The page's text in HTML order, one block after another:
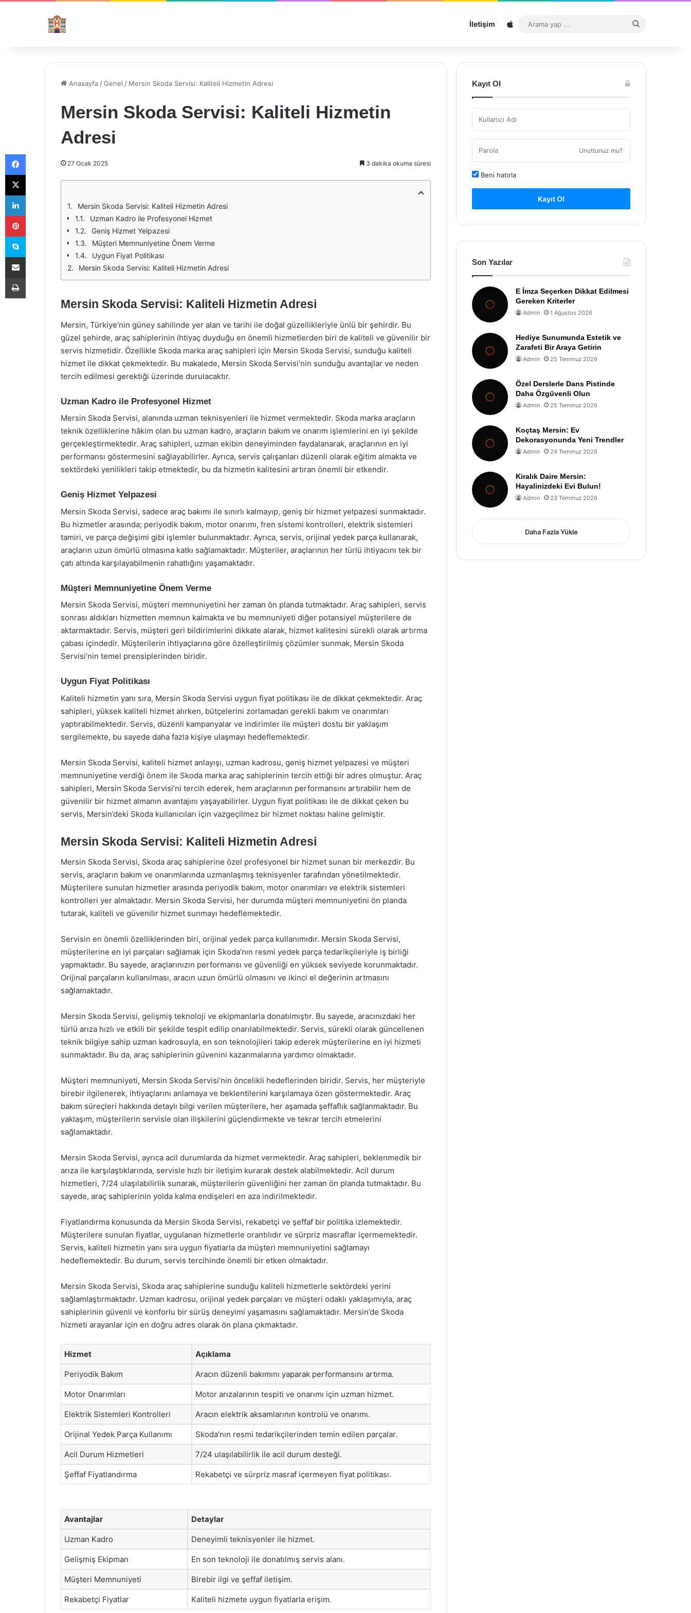
İletişim Sitemap
...
Anasayfa /Genel / Mersin Skoda Servisi: Kaliteli Hizmetin Adresi
Mersin Skoda Servisi: Kaliteli Hizmetin
Adresi
27 Ocak 2025 3 dakika okuma süresi
Mersin Skoda Servisi: Kaliteli Hizmetin Adresi
Uzman Kadro ile Profesyonel Hizmet
Geniş Hizmet Yelpazesi
Müşteri Memnuniyetine Önem Verme
Uygun Fiyat Politikası
Mersin Skoda Servisi: Kaliteli Hizmetin Adresi
Mersin Skoda Servisi: Kaliteli Hizmetin Adresi
Mersin, Türkiye’nin güney sahilinde yer alan ve tarihi ile doğal güzellikleriyle ünlü bir şehirdir. Bu
güzel şehirde, araç sahiplerinin ihtiyaç duyduğu en önemli hizmetlerden biri de kaliteli ve güvenilir bir
servis hizmetidir. Özellikle Skoda marka araç sahipleri için Mersin Skoda Servisi, sunduğu kaliteli
hizmet ile dikkat çekmektedir. Bu makalede, Mersin Skoda Servisi’nin sunduğu avantajlar ve neden
tercih edilmesi gerektiği üzerinde durulacaktır.
Uzman Kadro ile Profesyonel Hizmet
Mersin Skoda Servisi, alanında uzman teknisyenleri ile hizmet vermektedir. Skoda marka araçların
teknik özelliklerine hâkim olan bu uzman kadro, araçların bakım ve onarım işlemlerini en iyi şekilde
gerçekleştirmektedir. Araç sahipleri, uzman ekibin deneyiminden faydalanarak, araçlarının en iyi
performansı göstermesini sağlayabilirler. Ayrıca, servis çalışanları düzenli olarak eğitim almakta ve
sektördeki yenilikleri takip etmektedir, bu da hizmetin kalitesini artıran önemli bir etkendir.
Geniş Hizmet Yelpazesi
Mersin Skoda Servisi, sadece araç bakımı ile sınırlı kalmayıp, geniş bir hizmet yelpazesi sunmaktadır.
Bu hizmetler arasında; periyodik bakım, motor onarımı, fren sistemi kontrolleri, elektrik sistemleri
tamiri, ve parça değişimi gibi işlemler bulunmaktadır. Ayrıca, servis, orijinal yedek parça kullanarak,
araçların uzun ömürlü olmasına katkı sağlamaktadır. Müşteriler, araçlarının her türlü ihtiyacını tek bir
çatı altında karşılayabilmenin rahatlığını yaşamaktadır.
Müşteri Memnuniyetine Önem Verme
Mersin Skoda Servisi, müşteri memnuniyetini her zaman ön planda tutmaktadır. Araç sahipleri, servis
sonrası aldıkları hizmetten memnun kalmakta ve bu memnuniyeti diğer potansiyel müşterilere de
aktarmaktadır. Servis, müşteri geri bildirimlerini dikkate alarak, hizmet kalitesini sürekli olarak artırma
çabası içindedir. Müşterilerin ihtiyaçlarına göre özelleştirilmiş çözümler sunmak, Mersin Skoda
Servisi’nin temel prensiplerinden biridir.
Uygun Fiyat Politikası
Kaliteli hizmetin yanı sıra, Mersin Skoda Servisi uygun fiyat politikası ile de dikkat çekmektedir. Araç
sahipleri, yüksek kaliteli hizmet alırken, bütçelerini zorlamadan gerekli bakım ve onarımları
yaptırabilmektedir. Servis, düzenli kampanyalar ve indirimler ile müşteri dostu bir yaklaşım
sergilemekte, bu sayede daha fazla kişiye ulaşmayı hedeflemektedir.
Mersin Skoda Servisi, kaliteli hizmet anlayışı, uzman kadrosu, geniş hizmet yelpazesi ve müşteri
memnuniyetine verdiği önem ile Skoda marka araç sahiplerinin tercih ettiği bir adres olmuştur. Araç
sahipleri, Mersin Skoda Servisi’ni tercih ederek, hem araçlarının performansını artırabilir hem de
güvenilir bir hizmet almanın avantajını yaşayabilirler. Uygun fiyat politikası ile de dikkat çeken bu
servis, Mersin’deki Skoda kullanıcıları için vazgeçilmez bir hizmet noktası haline gelmiştir.
Mersin Skoda Servisi: Kaliteli Hizmetin Adresi
Mersin Skoda Servisi, Skoda araç sahiplerine özel profesyonel bir hizmet sunan bir merkezdir. Bu
servis, araçların bakım ve onarımlarında uzmanlaşmış teknisyenler tarafından yönetilmektedir.
Müşterilere sunulan hizmetler arasında periyodik bakım, motor onarımları ve elektrik sistemleri
kontrolleri yer almaktadır. Mersin Skoda Servisi, her durumda müşteri memnuniyetini ön planda
tutarak, kaliteli ve güvenilir hizmet sunmayı hedeflemektedir.
Servisin en önemli özelliklerinden biri, orijinal yedek parça kullanımıdır. Mersin Skoda Servisi,
müşterilerine en iyi parçaları sağlamak için Skoda’nın resmi yedek parça tedarikçileriyle iş birliği
yapmaktadır. Bu sayede, araçlarınızın performansı ve güvenliği en yüksek seviyede korunmaktadır.
Orijinal parçaların kullanılması, aracın uzun ömürlü olmasını ve ikinci el değerinin artmasını
sağlamaktadır.
Mersin Skoda Servisi, gelişmiş teknoloji ve ekipmanlarla donatılmıştır. Bu sayede, aracınızdaki her
türlü arıza hızlı ve etkili bir şekilde tespit edilip onarılabilmektedir. Servis, sürekli olarak güncellenen
teknik bilgiye sahip uzman kadrosuyla, en son teknolojileri takip ederek müşterilerine en iyi hizmeti
sunmaktadır. Bu da, araç sahiplerinin güvenini kazanmalarına yardımcı olmaktadır.
Müşteri memnuniyeti, Mersin Skoda Servisi’nin öncelikli hedeflerinden biridir. Servis, her müşteriyle
birebir ilgilenerek, ihtiyaçlarını anlamaya ve beklentilerini karşılamaya özen göstermektedir. Araç
bakım süreçleri hakkında detaylı bilgi verilen müşterilere, her aşamada şeffaflık sağlanmaktadır. Bu
yaklaşım, müşterilerin servisle olan ilişkilerini güçlendirmekte ve tekrar tercih etmelerini
sağlamaktadır.
Mersin Skoda Servisi, ayrıca acil durumlarda da hizmet vermektedir. Araç sahipleri, beklenmedik bir
arıza ile karşılaştıklarında, servisle hızlı bir iletişim kurarak destek alabilmektedir. Acil durum
hizmetleri, 7/24 ulaşılabilirlik sunarak, müşterilerin güvenliğini her zaman ön planda tutmaktadır. Bu
sayede, araç sahiplerinin yolda kalma endişeleri en aza indirilmektedir.
Fiyatlandırma konusunda da Mersin Skoda Servisi, rekabetçi ve şeffaf bir politika izlemektedir.
Müşterilere sunulan fiyatlar, uygulanan hizmetlerle orantılıdır ve sürpriz masraflar içermemektedir.
Servis, kaliteli hizmetin yanı sıra uygun fiyatlarla da müşteri memnuniyetini sağlamayı
hedeflemektedir. Bu durum, servis tercihinde önemli bir etken olmaktadır.
Mersin Skoda Servisi, Skoda araç sahiplerine sunduğu kaliteli hizmetlerle sektördeki yerini
sağlamlaştırmaktadır. Uzman kadrosu, orijinal yedek parçaları ve müşteri odaklı yaklaşımıyla, araç
sahiplerinin güvenli ve konforlu bir sürüş deneyimi yaşamasını sağlamaktadır. Mersin’de Skoda
hizmeti arayanlar için en doğru adres olarak ön plana çıkmaktadır.
Hizmet Açıklama
Periyodik Bakım Aracın düzenli bakımını yaparak performansını artırma.
Motor Onarımları Motor arızalarının tespiti ve onarımı için uzman hizmet.
Elektrik Sistemleri Kontrolleri Aracın elektrik aksamlarının kontrolü ve onarımı.
Orijinal Yedek Parça Kullanımı Skoda’nın resmi tedarikçilerinden temin edilen parçalar.
Acil Durum Hizmetleri 7/24 ulaşılabilirlik ile acil durum desteği.
Şeffaf Fiyatlandırma Rekabetçi ve sürpriz masraf içermeyen fiyat politikası.
Avantajlar Detaylar
Uzman Kadro Deneyimli teknisyenler ile hizmet.
Gelişmiş Ekipman En son teknoloji ile donatılmış servis alanı.
Müşteri Memnuniyeti Birebir ilgi ve şeffaf iletişim.
Rekabetçi Fiyatlar Kaliteli hizmete uygun fiyatlarla erişim.
Kayıt Ol
Unuttunuz mu?
Beni hatırla
Kayıt Ol
Son Yazılar
E İmza Seçerken Dikkat Edilmesi
Gereken Kriterler
Admin 1 Ağustos 2026
Hediye Sunumunda Estetik ve
Zarafeti Bir Araya Getirin
Admin 25 Temmuz 2026
Özel Derslerle Dans Pistinde
Daha Özgüvenli Olun
Admin 25 Temmuz 2026
Koçtaş Mersin: Ev
Dekorasyonunda Yeni Trendler
Admin 24 Temmuz 2026
Kiralık Daire Mersin:
Hayalinizdeki Evi Bulun!
Admin 23 Temmuz 2026
Daha Fazla Yükle
Facebook
X
LinkedIn
Pinterest
Skype
E-Posta ile paylaş